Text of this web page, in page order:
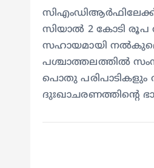
സിഎംഡിആർഫിലേക്ക്
സിയാൽ 2 കോടി രൂപ
സഹായമായി
പശ്ചാത്തലത്തിൽ
പൊതു പരിപാടികളും
ദുഃഖാചരണത്തിന്റെ